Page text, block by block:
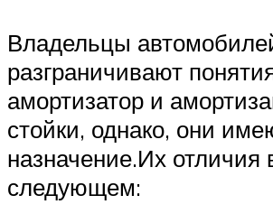
Владельцы
разграничивают
амортизатор и
стойки, однако, они
назначение.Их отличия
следующем: